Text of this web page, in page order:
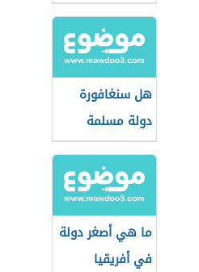
هل سنغافورة
دولة مسلمة
ما هي أصغر دولة
في أفريقيا